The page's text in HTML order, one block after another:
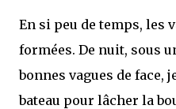
En si peu de temps, les
formées. De nuit, sous
bonnes vagues de face,
bateau pour lâcher la